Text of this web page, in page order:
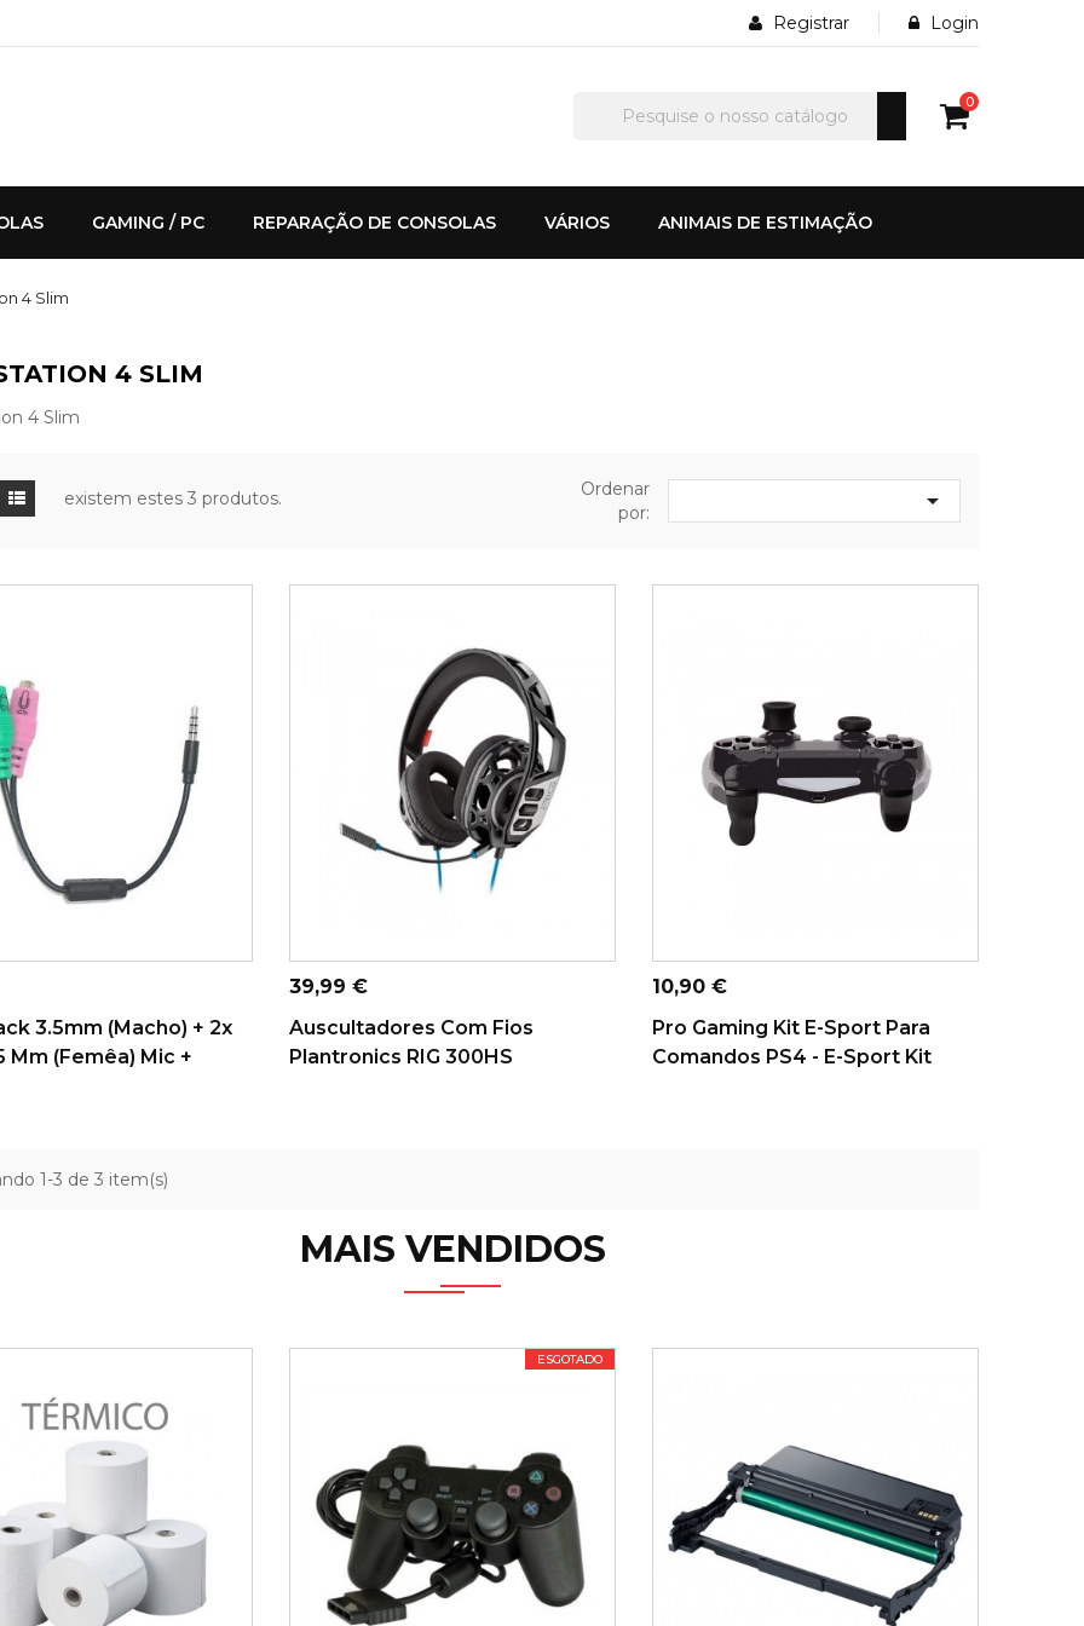
Registrar Login
0
GAMING / PC REPARAÇÃO DE CONSOLAS VÁRIOS ANIMAIS DE ESTIMAÇÃO
4 Slim
4 SLIM
4 Slim
existem estes 3 produtos.
Ordenar
por:

AO CARRINHO
3.5mm (macho) + 2x
Mm (femêa) Mic +
ADICIONAR AO CARRINHO
Preço
39,99 €
Auscultadores Com Fios
Plantronics RIG 300HS
ADICIONAR AO CARRINHO
Preço
10,90 €
Pro Gaming Kit E-Sport Para
Comandos PS4 - E-Sport Kit
1-3 de 3 item(s)
MAIS VENDIDOS
ESGOTADO